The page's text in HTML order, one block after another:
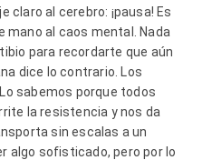
claro al cerebro: ¡pausa! Es
mano al caos mental. Nada
para recordarte que aún
dice lo contrario. Los
sabemos porque todos
la resistencia y nos da
sin escalas a un
algo sofisticado, pero por lo